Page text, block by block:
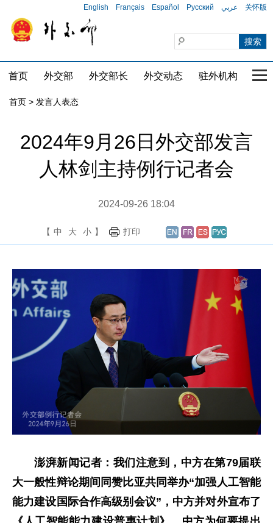
English Français Español Русский عربي 关怀版
首页 外交部 外交部长 外交动态 驻外机构 国
首页 > 发言人表态
2024年9月26日外交部发言
人林剑主持例行记者会
2024-09-26 18:04
【 中 大 小 】 打印
澎湃新闻记者：我们注意到，中方在第79届联
大一般性辩论期间同赞比亚共同举办“加强人工智能
能力建设国际合作高级别会议”，中方并对外宣布了